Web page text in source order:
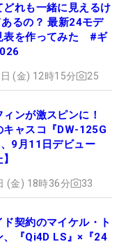
どれも一緒に見えるけ
るの？ 最新24モデ
表を作ってみた #ギ
(金) 12時15分 25
ンが激スピンに！
キャスコ『DW-125G
9月11日デビュー
(金) 18時36分 33
契約のマイケル・ト
、『Qi4D LS』×『24